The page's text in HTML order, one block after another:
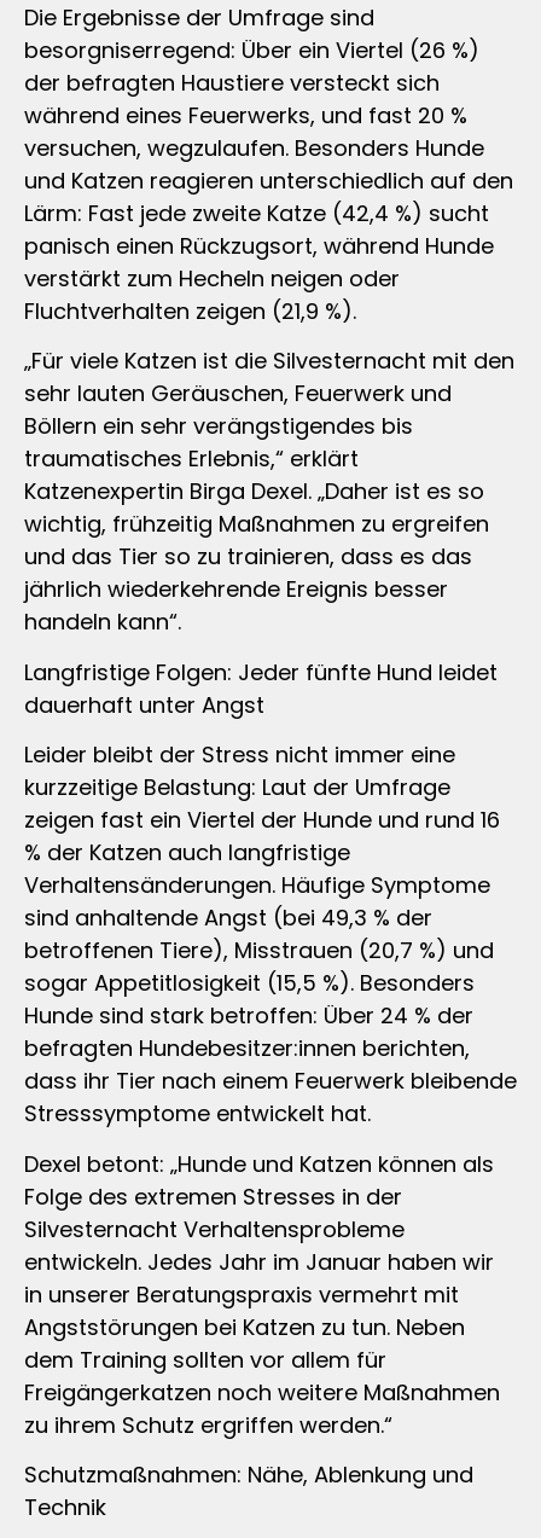
Die Ergebnisse der Umfrage sind
besorgniserregend: Über ein Viertel (26 %)
der befragten Haustiere versteckt sich
während eines Feuerwerks, und fast 20 %
versuchen, wegzulaufen. Besonders Hunde
und Katzen reagieren unterschiedlich auf den
Lärm: Fast jede zweite Katze (42,4 %) sucht
panisch einen Rückzugsort, während Hunde
verstärkt zum Hecheln neigen oder
Fluchtverhalten zeigen (21,9 %).
„Für viele Katzen ist die Silvesternacht mit den
sehr lauten Geräuschen, Feuerwerk und
Böllern ein sehr verängstigendes bis
traumatisches Erlebnis,“ erklärt
Katzenexpertin Birga Dexel. „Daher ist es so
wichtig, frühzeitig Maßnahmen zu ergreifen
und das Tier so zu trainieren, dass es das
jährlich wiederkehrende Ereignis besser
handeln kann“.
Langfristige Folgen: Jeder fünfte Hund leidet
dauerhaft unter Angst
Leider bleibt der Stress nicht immer eine
kurzzeitige Belastung: Laut der Umfrage
zeigen fast ein Viertel der Hunde und rund 16
% der Katzen auch langfristige
Verhaltensänderungen. Häufige Symptome
sind anhaltende Angst (bei 49,3 % der
betroffenen Tiere), Misstrauen (20,7 %) und
sogar Appetitlosigkeit (15,5 %). Besonders
Hunde sind stark betroffen: Über 24 % der
befragten Hundebesitzer:innen berichten,
dass ihr Tier nach einem Feuerwerk bleibende
Stresssymptome entwickelt hat.
Dexel betont: „Hunde und Katzen können als
Folge des extremen Stresses in der
Silvesternacht Verhaltensprobleme
entwickeln. Jedes Jahr im Januar haben wir
in unserer Beratungspraxis vermehrt mit
Angststörungen bei Katzen zu tun. Neben
dem Training sollten vor allem für
Freigängerkatzen noch weitere Maßnahmen
zu ihrem Schutz ergriffen werden.“
Schutzmaßnahmen: Nähe, Ablenkung und
Technik